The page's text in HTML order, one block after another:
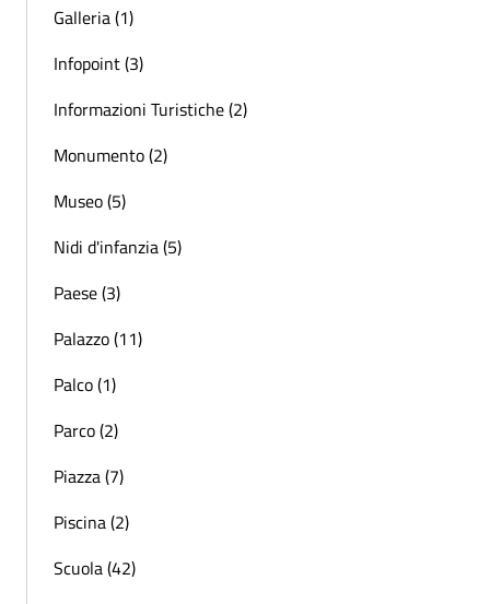
Galleria (1)
Infopoint (3)
Informazioni Turistiche (2)
Monumento (2)
Museo (5)
Nidi d'infanzia (5)
Paese (3)
Palazzo (11)
Palco (1)
Parco (2)
Piazza (7)
Piscina (2)
Scuola (42)